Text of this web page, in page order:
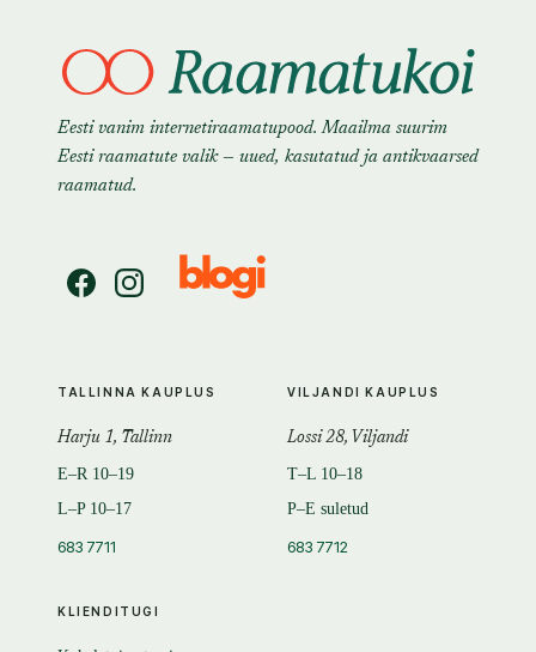
Eesti vanim internetiraamatupood. Maailma suurim
Eesti raamatute valik — uued, kasutatud ja antikvaarsed
raamatud.
KLIENDITUGI
TALLINNA KAUPLUS
Harju 1, Tallinn
E–R 10–19
L–P 10–17
683 7711
VILJANDI KAUPLUS
Lossi 28, Viljandi
T–L 10–18
P–E suletud
683 7712